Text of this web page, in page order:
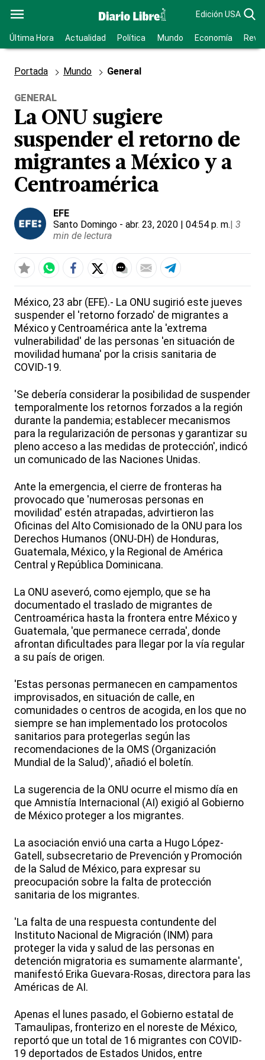
Edición USA
Última Hora Actualidad Política Mundo Economía
Portada Mundo General
GENERAL
La ONU sugiere
suspender el retorno de
migrantes a México y a
Centroamérica
EFE
Santo Domingo - abr. 23, 2020 | 04:54 p. m.| 3
min de lectura
México, 23 abr (EFE).- La ONU sugirió este jueves
suspender el 'retorno forzado' de migrantes a
México y Centroamérica ante la 'extrema
vulnerabilidad' de las personas 'en situación de
movilidad humana' por la crisis sanitaria de
COVID-19.
'Se debería considerar la posibilidad de suspender
temporalmente los retornos forzados a la región
durante la pandemia; establecer mecanismos
para la regularización de personas y garantizar su
pleno acceso a las medidas de protección', indicó
un comunicado de las Naciones Unidas.
Ante la emergencia, el cierre de fronteras ha
provocado que 'numerosas personas en
movilidad' estén atrapadas, advirtieron las
Oficinas del Alto Comisionado de la ONU para los
Derechos Humanos (ONU-DH) de Honduras,
Guatemala, México, y la Regional de América
Central y República Dominicana.
La ONU aseveró, como ejemplo, que se ha
documentado el traslado de migrantes de
Centroamérica hasta la frontera entre México y
Guatemala, 'que permanece cerrada', donde
afrontan dificultades para llegar por la vía regular
a su país de origen.
'Estas personas permanecen en campamentos
improvisados, en situación de calle, en
comunidades o centros de acogida, en los que no
siempre se han implementado los protocolos
sanitarios para protegerlas según las
recomendaciones de la OMS (Organización
Mundial de la Salud)', añadió el boletín.
La sugerencia de la ONU ocurre el mismo día en
que Amnistía Internacional (AI) exigió al Gobierno
de México proteger a los migrantes.
La asociación envió una carta a Hugo López-
Gatell, subsecretario de Prevención y Promoción
de la Salud de México, para expresar su
preocupación sobre la falta de protección
sanitaria de los migrantes.
'La falta de una respuesta contundente del
Instituto Nacional de Migración (INM) para
proteger la vida y salud de las personas en
detención migratoria es sumamente alarmante',
manifestó Erika Guevara-Rosas, directora para las
Américas de AI.
Apenas el lunes pasado, el Gobierno estatal de
Tamaulipas, fronterizo en el noreste de México,
reportó que un total de 16 migrantes con COVID-
19 deportados de Estados Unidos, entre